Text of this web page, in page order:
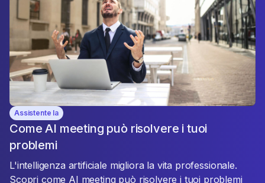
Assistente Ia
Come AI meeting può risolvere i tuoi
problemi
L'intelligenza artificiale migliora la vita professionale.
Scopri come AI meeting può risolvere i tuoi problemi